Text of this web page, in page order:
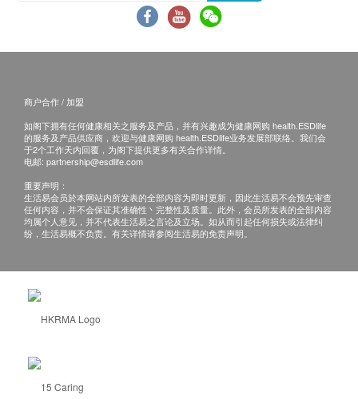
如有争议，健康网购health.ESDlife 及 香港骏检
保留最后决定权。
咨询有认可资格的医生，作出诊断及治疗。
本服务/产品由商户提供。生活易【健康网购
有关此服务/产品的错漏或延误，或因使用此服务/
产品而引致的损失、损害、受伤或法律诉讼，健康
网购health.ESDlife概不负责。一切有关的索偿或
商户合作 / 加盟
如阁下拥有任何健康相关之服务及产品，并有兴趣成为健康网购 health.ESDlife
的服务及产品供应商，欢迎与健康网购 health.ESDlife业务发展部联络。我们会
于2个工作天内回覆，为阁下提供更多有关合作详情。
电邮: partnership@esdlife.com
重要声明：
生活易会员於本网站内所发表的全部内容为即时更新，因此生活易不会预先审查
任何内容，并不会保证其准确性丶完整性及质量。此外，会员所发表的全部内容
均属个人意见，并不代表生活易之言论及立场。如从而引起任何损失或法律纠
纷，生活易概不负责。有关详情请参阅生活易的免责声明。